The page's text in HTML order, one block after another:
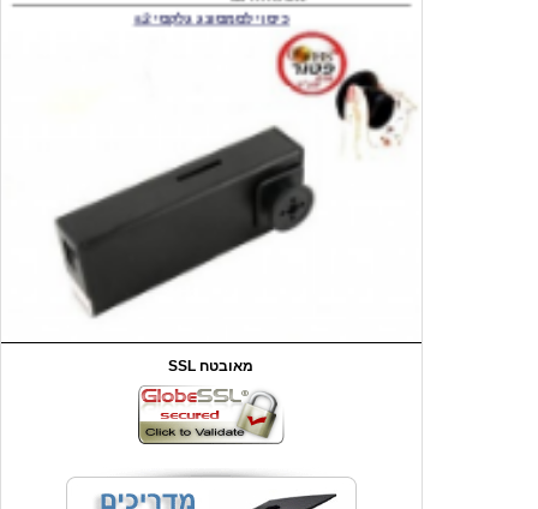
₪59.00
₪90.00 מחיר שוק
₪44.00 המחיר שלך
SSL מאובטח